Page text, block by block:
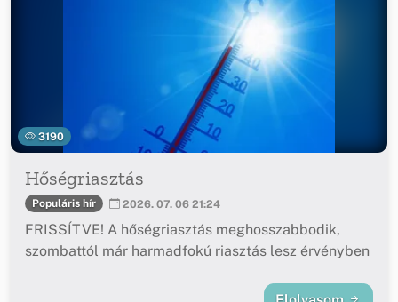
3190
Hőségriasztás
Populáris hír 2026. 07. 06 21:24
FRISSÍTVE! A hőségriasztás meghosszabbodik,
szombattól már harmadfokú riasztás lesz érvényben